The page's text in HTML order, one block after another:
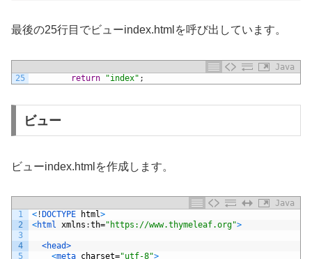
最後の25行目でビューindex.htmlを呼び出しています。
Java
25
return "index" ;
ビュー
ビューindex.htmlを作成します。
Java
1
2
3
4
5
< ! DOCTYPE html>
<html xmlns :th="https://www.thymeleaf.org">
<head>
<meta charset="utf-8">